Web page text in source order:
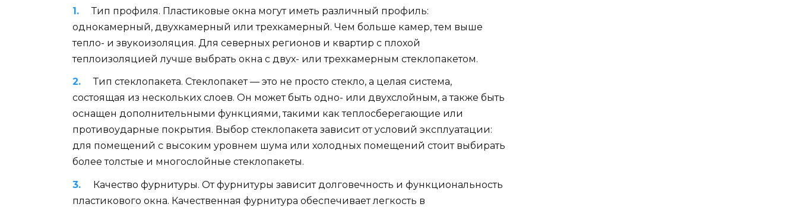
Тип профиля. Пластиковые окна могут иметь различный профиль:
однокамерный, двухкамерный или трехкамерный. Чем больше камер, тем выше
тепло- и звукоизоляция. Для северных регионов и квартир с плохой
теплоизоляцией лучше выбрать окна с двух- или трехкамерным стеклопакетом.
Тип стеклопакета. Стеклопакет — это не просто стекло, а целая система,
состоящая из нескольких слоев. Он может быть одно- или двухслойным, а также быть
оснащен дополнительными функциями, такими как теплосберегающие или
противоударные покрытия. Выбор стеклопакета зависит от условий эксплуатации:
для помещений с высоким уровнем шума или холодных помещений стоит выбирать
более толстые и многослойные стеклопакеты.
Качество фурнитуры. От фурнитуры зависит долговечность и функциональность
пластикового окна. Качественная фурнитура обеспечивает легкость в